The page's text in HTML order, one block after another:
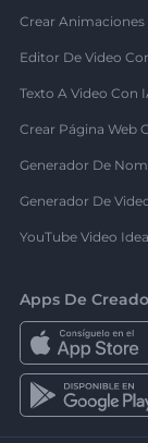
Crear Animaciones
Editor De Video
Texto A Video Con
Crear Página Web
Generador De
Generador De
YouTube Video
Apps De